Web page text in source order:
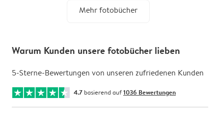
Mehr fotobücher
Warum Kunden unsere fotobücher lieben
5-Sterne-Bewertungen von unseren zufriedenen Kunden
4.7 basierend auf1036 Bewertungen